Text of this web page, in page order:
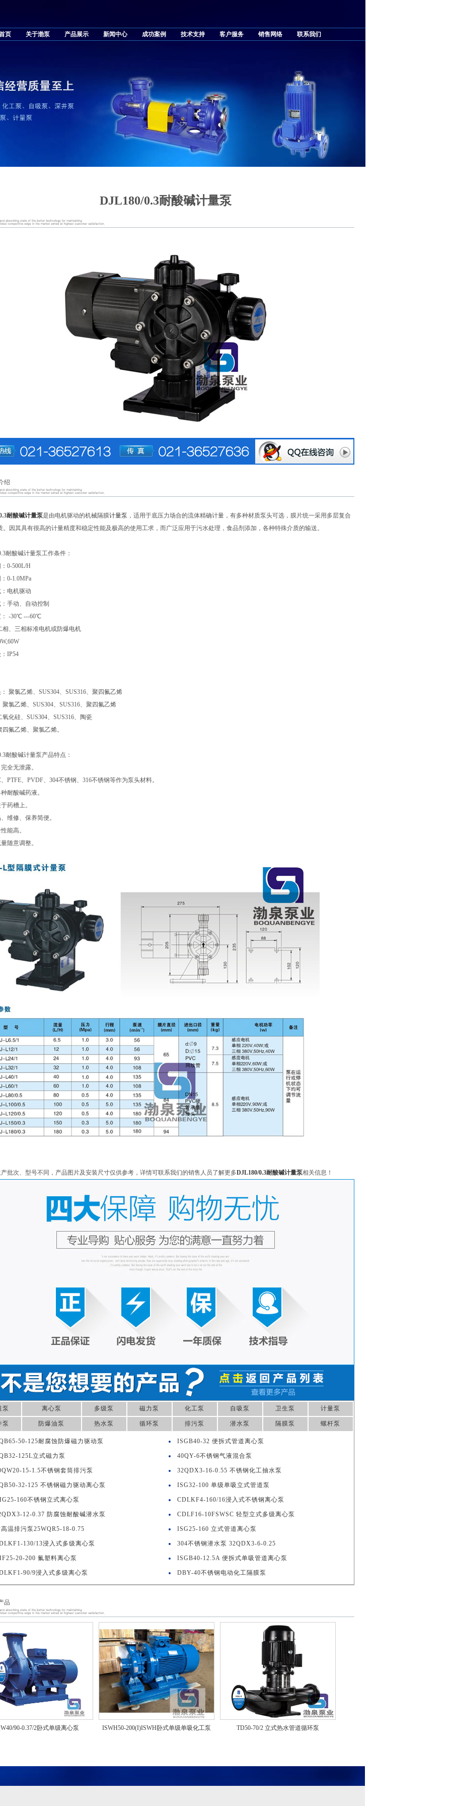
页 关于渤泵 产品展示 新闻中心 成功案例 技术支持 客户服务 销售网络 联系我们
DJL180/0.3耐酸碱计量泵
绍
耐酸碱计量泵是由电机驱动的机械隔膜计量泵 ，适用于底压力场合的流体精确计量，有多种材质泵头可选，膜片统一采用多层复合
。因其具有很高的计量精度和稳定性能及极高的使用工求，而广泛应用于污水处理，食品剂添加，各种特殊介质的输送。
耐酸碱计量泵工作条件：
0-500L/H
0-1.0MPa
电机驱动
手动、自动控制
： -30℃ ---60℃
相、三相标准电机或防爆电机
IP54
聚氯乙烯、SUS304、SUS316、聚四氟乙烯
聚氯乙烯、SUS304、SUS316、聚四氟乙烯
氧化硅、SUS304、SUS316、陶瓷
氟乙烯、聚氯乙烯。
耐酸碱计量泵产品特点：
全无泄露。
PTFE、PVDF、304不锈钢、316不锈钢等作为泵头材料。
耐酸碱药液。
药槽上。
维修、保养简便。
能高。
随意调整。
批次、型号不同，产品图片及安装尺寸仅供参考，详情可联系我们的销售人员了解更多DJL180/0.3耐酸碱计量泵相关信息！
泵 离心泵 多级泵 磁力泵 化工泵 自吸泵 卫生泵 计量泵
泵 防爆油泵 热水泵 循环泵 排污泵 潜水泵 隔膜泵 螺杆泵
50-125耐腐蚀防爆磁力驱动泵 ISGB40-32 便拆式管道离心泵
125L立式磁力泵 40QY-6不锈钢气液混合泵
15-1.5不锈钢套筒排污泵 32QDX3-16-0.55 不锈钢化工抽水泵
32-125 不锈钢磁力驱动离心泵 ISG32-100 单级单吸立式管道泵
160不锈钢立式离心泵 CDLKF4-160/16浸入式不锈钢离心泵
12-0.37 防腐蚀耐酸碱潜水泵 CDLF16-10FSWSC 轻型立式多级离心泵
温排污泵25WQR5-18-0.75 ISG25-160 立式管道离心泵
130/13浸入式多级离心泵 304不锈钢潜水泵 32QDX3-6-0.25
20-200 氟塑料离心泵 ISGB40-12.5A 便拆式单吸管道离心泵
90/9浸入式多级离心泵 DBY-40不锈钢电动化工隔膜泵
品
90-0.37/2卧式单级离心泵 ISWH50-200(I)ISWH卧式单级单吸化工泵 TD50-70/2 立式热水管道循环泵